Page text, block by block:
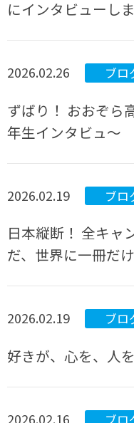
にインタビューし
2026.02.26 ブロ
ずばり！ おおぞ
年生インタビュ～
2026.02.19 ブロ
日本縦断！ 全キャ
だ、世界に一冊だ
2026.02.19 ブロ
好きが、心を、人
2026.02.16 ブロ